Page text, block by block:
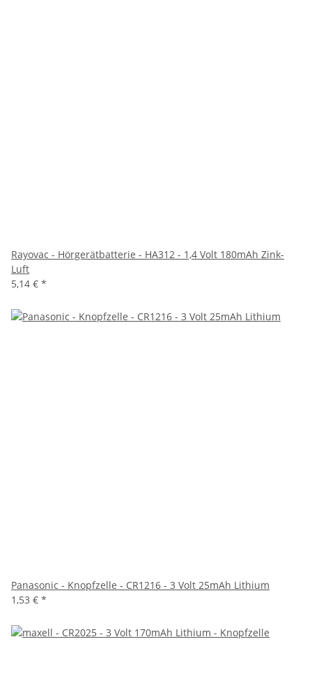
Rayovac - Hörgerätbatterie - HA312 - 1,4 Volt 180mAh Zink-
Luft
5,14 € *
Panasonic - Knopfzelle - CR1216 - 3 Volt 25mAh Lithium
1,53 € *